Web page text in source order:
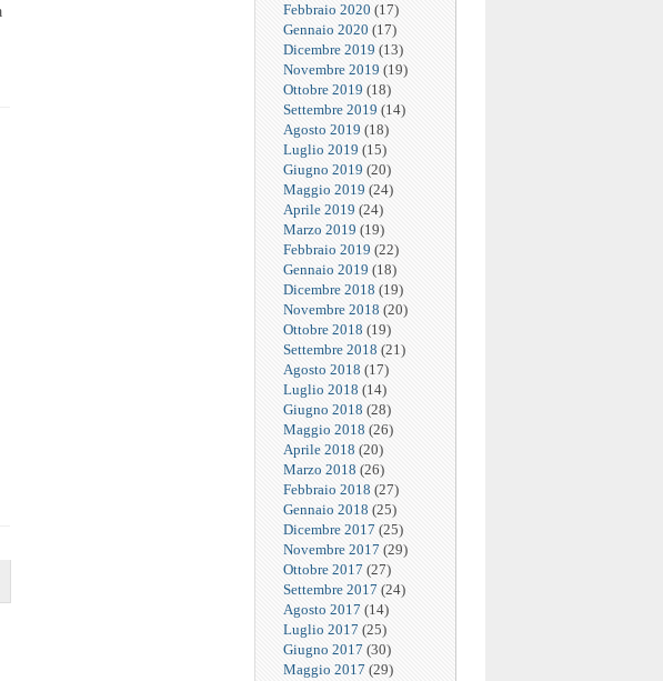
Febbraio 2020 (17)
Gennaio 2020 (17)
Dicembre 2019 (13)
Novembre 2019 (19)
Ottobre 2019 (18)
Settembre 2019 (14)
Agosto 2019 (18)
Luglio 2019 (15)
Giugno 2019 (20)
Maggio 2019 (24)
Aprile 2019 (24)
Marzo 2019 (19)
Febbraio 2019 (22)
Gennaio 2019 (18)
Dicembre 2018 (19)
Novembre 2018 (20)
Ottobre 2018 (19)
Settembre 2018 (21)
Agosto 2018 (17)
Luglio 2018 (14)
Giugno 2018 (28)
Maggio 2018 (26)
Aprile 2018 (20)
Marzo 2018 (26)
Febbraio 2018 (27)
Gennaio 2018 (25)
Dicembre 2017 (25)
Novembre 2017 (29)
Ottobre 2017 (27)
Settembre 2017 (24)
Agosto 2017 (14)
Luglio 2017 (25)
Giugno 2017 (30)
Maggio 2017 (29)